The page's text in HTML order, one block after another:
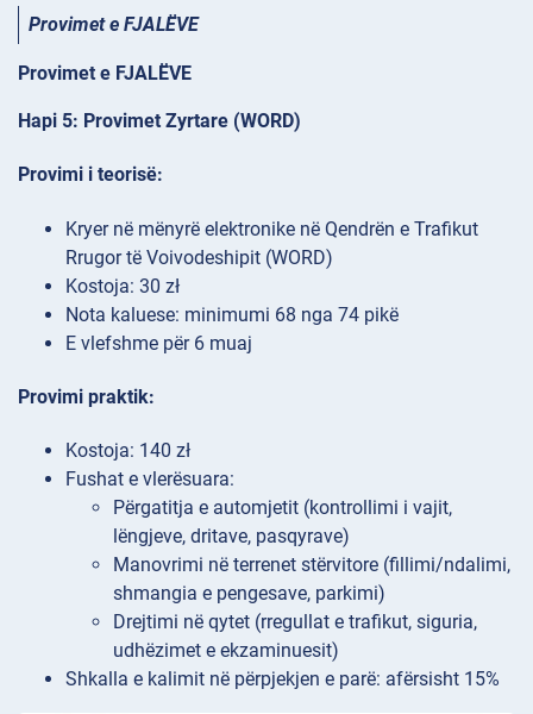
Provimet e FJALËVE
Provimet e FJALËVE
Hapi 5: Provimet Zyrtare (WORD)
Provimi i teorisë:
Kryer në mënyrë elektronike në Qendrën e Trafikut
Rrugor të Voivodeshipit (WORD)
Kostoja: 30 zł
Nota kaluese: minimumi 68 nga 74 pikë
E vlefshme për 6 muaj
Provimi praktik:
Kostoja: 140 zł
Fushat e vlerësuara:
Përgatitja e automjetit (kontrollimi i vajit,
lëngjeve, dritave, pasqyrave)
Manovrimi në terrenet stërvitore (fillimi/ndalimi,
shmangia e pengesave, parkimi)
Drejtimi në qytet (rregullat e trafikut, siguria,
udhëzimet e ekzaminuesit)
Shkalla e kalimit në përpjekjen e parë: afërsisht 15%